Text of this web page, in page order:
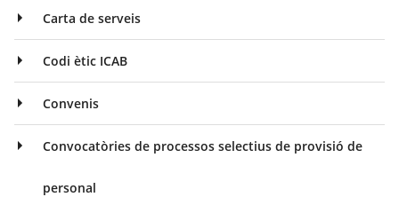
Carta de serveis
Codi ètic ICAB
Convenis
Convocatòries de processos selectius de provisió de
personal